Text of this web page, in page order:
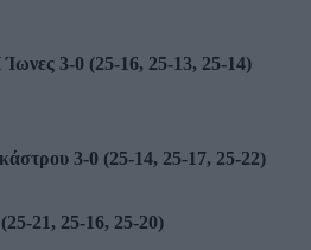
3-0 (25-16, 25-13, 25-14)
3-0 (25-14, 25-17, 25-22)
21, 25-16, 25-20)